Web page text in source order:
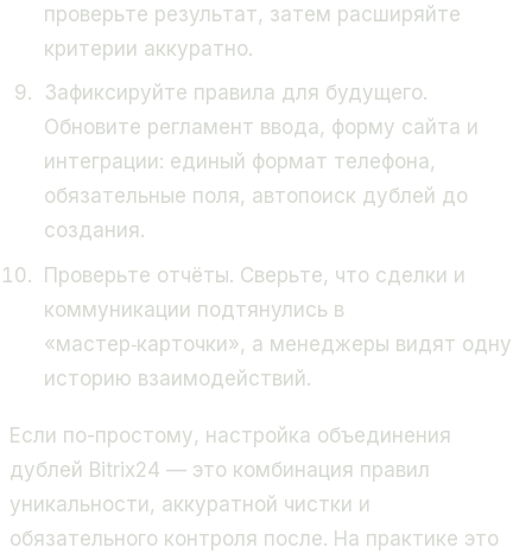
проверьте результат, затем расширяйте
критерии аккуратно.
Зафиксируйте правила для будущего.
Обновите регламент ввода, форму сайта и
интеграции: единый формат телефона,
обязательные поля, автопоиск дублей до
создания.
Проверьте отчёты. Сверьте, что сделки и
коммуникации подтянулись в
«мастер‑карточки», а менеджеры видят одну
историю взаимодействий.
Если по-простому, настройка объединения
дублей Bitrix24 — это комбинация правил
уникальности, аккуратной чистки и
обязательного контроля после. На практике это